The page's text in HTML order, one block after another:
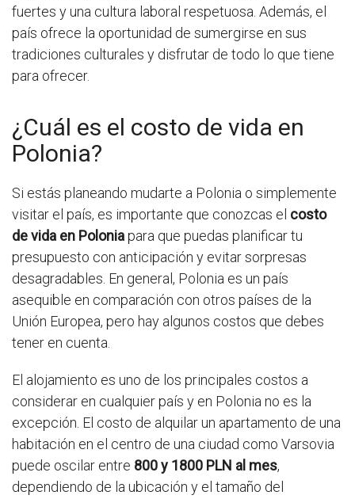
fuertes y una cultura laboral respetuosa. Además, el
país ofrece la oportunidad de sumergirse en sus
tradiciones culturales y disfrutar de todo lo que tiene
para ofrecer.
¿Cuál es el costo de vida en
Polonia?
Si estás planeando mudarte a Polonia o simplemente
visitar el país, es importante que conozcas el costo
de vida en Poloniapara que puedas planificar tu
presupuesto con anticipación y evitar sorpresas
desagradables. En general, Polonia es un país
asequible en comparación con otros países de la
Unión Europea, pero hay algunos costos que debes
tener en cuenta.
El alojamiento es uno de los principales costos a
considerar en cualquier país y en Polonia no es la
excepción. El costo de alquilar un apartamento de una
habitación en el centro de una ciudad como Varsovia
puede oscilar entre 800 y 1800 PLN al mes,
dependiendo de la ubicación y el tamaño del